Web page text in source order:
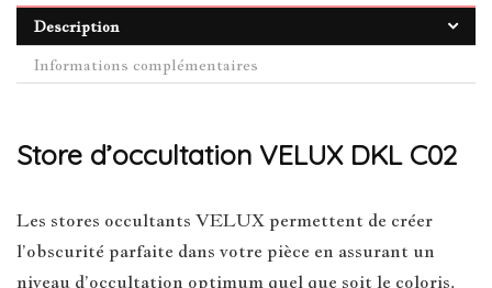
Description
Informations complémentaires
Store d’occultation VELUX DKL C02
Les stores occultants VELUX permettent de créer
l’obscurité parfaite dans votre pièce en assurant un
niveau d’occultation optimum quel que soit le coloris.